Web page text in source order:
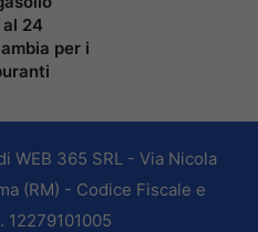
24
per i
WEB 365 SRL - Via Nicola
(RM) - Codice Fiscale e
12279101005